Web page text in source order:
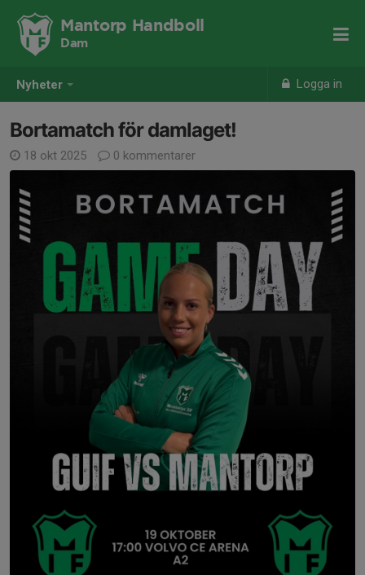
Nyheter Logga in
Mantorp Handboll
Dam
Bortamatch för damlaget!
18 okt 2025 0 kommentarer